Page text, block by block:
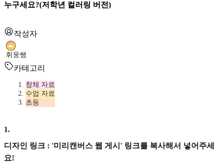
누구세요?(저학년 컬러링 버전)
작성자
휘웅쌤
카테고리
창체 자료
수업 자료
초등
1.
디자인 링크 : '미리캔버스 웹 게시' 링크를 복사해서 넣어주세
요!